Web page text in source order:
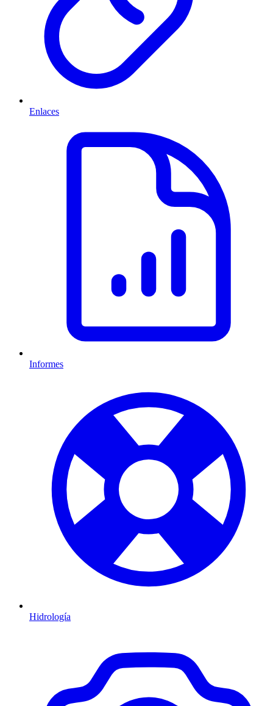
Enlaces
Informes
Hidrología